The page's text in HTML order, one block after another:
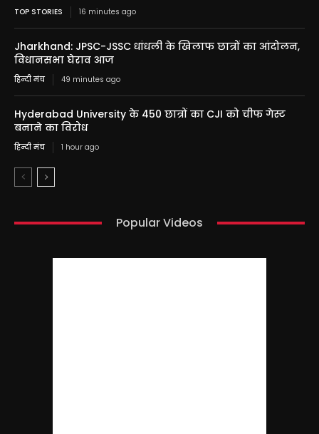
TOP STORIES 16 minutes ago
Jharkhand: JPSC-JSSC धांधली के खिलाफ छात्रों का आंदोलन,
विधानसभा घेराव आज
हिन्दी मंच 49 minutes ago
Hyderabad University के 450 छात्रों का CJI को चीफ गेस्ट
बनाने का विरोध
हिन्दी मंच 1 hour ago
Popular Videos